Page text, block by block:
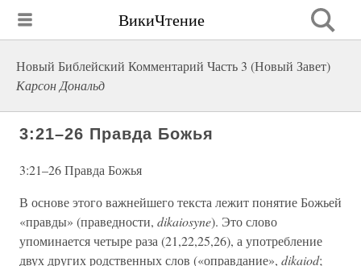
ВикиЧтение
Новый Библейский Комментарий Часть 3 (Новый Завет)
Карсон Дональд
3:21–26 Правда Божья
3:21–26 Правда Божья
В основе этого важнейшего текста лежит понятие Божьей
«правды» (праведности, dikaiosyne). Это слово
упоминается четыре раза (21,22,25,26), а употребление
двух других родственных слов («оправдание», dikaiod;